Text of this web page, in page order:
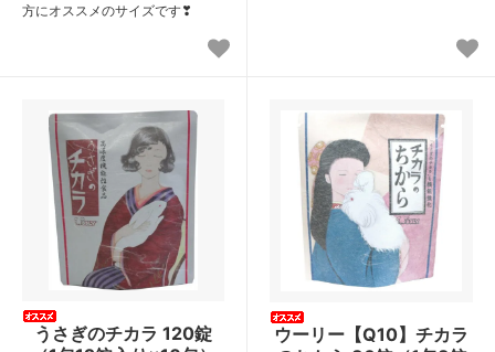
方にオススメのサイズです❣
うさぎのチカラ 120錠
ウーリー【Q10】チカラ